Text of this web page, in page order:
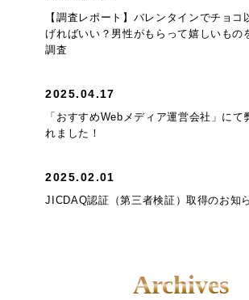
【調査レポート】バレンタインでチョコ
げればいい？男性がもらって嬉しいもの
調査
2025.04.17
「おすすめWebメディア運営会社」にて
れました！
2025.02.01
JICDAQ認証（第三者検証）取得のお知
Archives